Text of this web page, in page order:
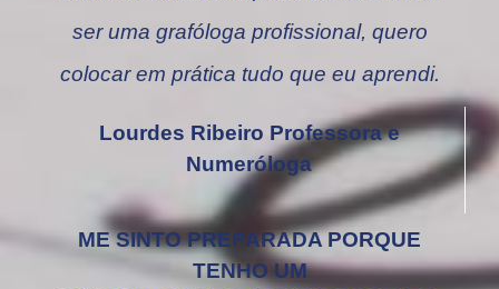
ser uma grafóloga profissional, quero
colocar em prática tudo que eu aprendi.
Lourdes Ribeiro Professora e
Numeróloga
ME SINTO PREPARADA PORQUE
TENHO UM